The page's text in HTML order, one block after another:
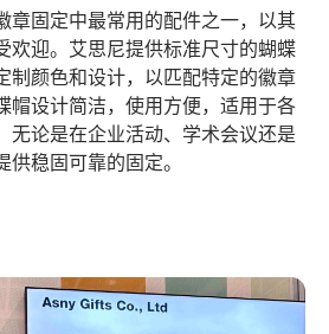
章固定中最常用的配件之一，以其
欢迎。艾思尼提供标准尺寸的蝴蝶
制颜色和设计，以匹配特定的徽章
帽设计简洁，使用方便，适用于各
无论是在企业活动、学术会议还是
稳固可靠的固定。